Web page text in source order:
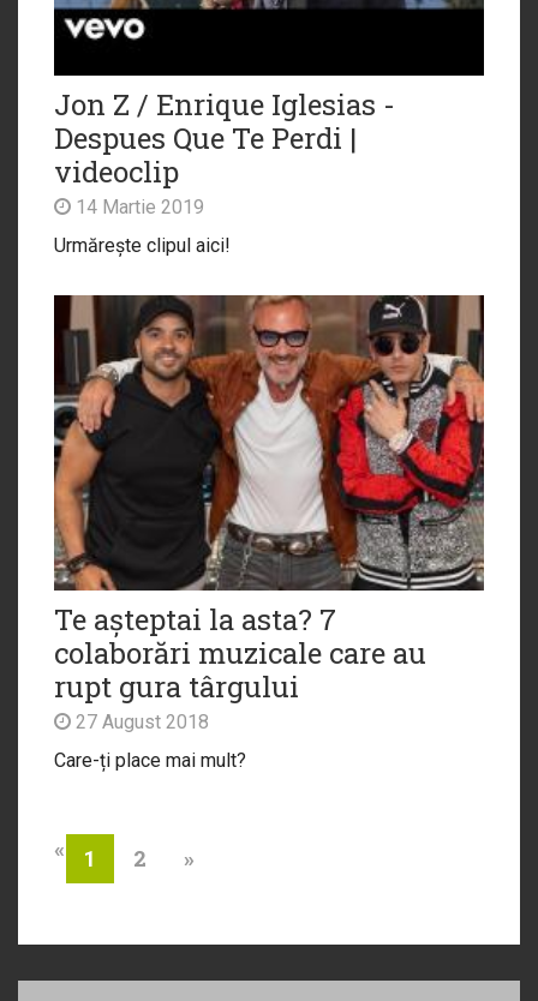
Jon Z / Enrique Iglesias -
Despues Que Te Perdi |
videoclip
14 Martie 2019
Urmărește clipul aici!
Te așteptai la asta? 7
colaborări muzicale care au
rupt gura târgului
27 August 2018
Care-ți place mai mult?
« 1 2 »